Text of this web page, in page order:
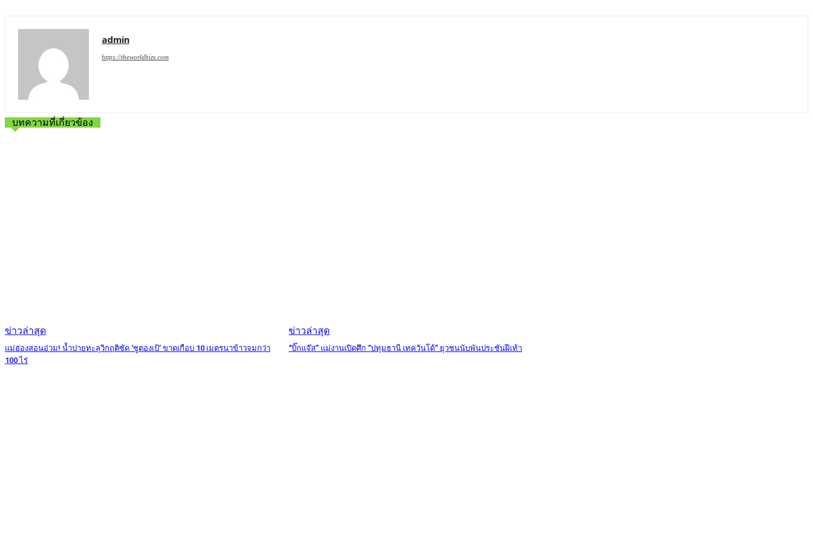
admin
https://theworldbizs.com
บทความที่เกี่ยวข้อง
ข่าวล่าสุด
แม่ฮ่องสอนอ่วม! น้ำปายทะลุวิกฤติซัด ‘ซูตองเป้’ ขาดเกือบ 10 เมตรนาข้าวจมกว่า
100 ไร่
ข่าวล่าสุด
“บิ๊กแจ๊ส” แม่งานเปิดศึก “ปทุมธานี เทควันโด้” ยุวชนนับพันประชันฝีเท้า